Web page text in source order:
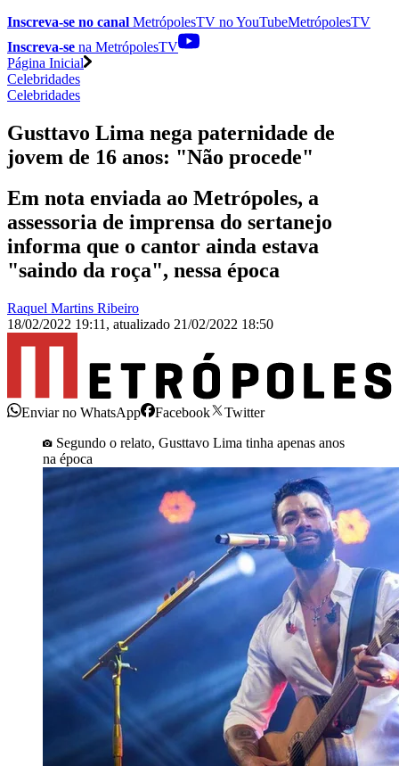
Inscreva-se no canal MetrópolesTV noYouTubeMetrópolesTV
Inscreva-se na MetrópolesTV
Página Inicial
Celebridades
Celebridades
Gusttavo Lima nega paternidade de
jovem de 16 anos: "Não procede"
Em nota enviada ao Metrópoles, a
assessoria de imprensa do sertanejo
informa que o cantor ainda estava
"saindo da roça", nessa época
Raquel Martins Ribeiro
18/02/2022 19:11 , atualizado 21/02/2022 18:50
Enviar no WhatsApp Facebook
Twitter
Segundo o relato, Gusttavo Lima tinha apenas anos
na época